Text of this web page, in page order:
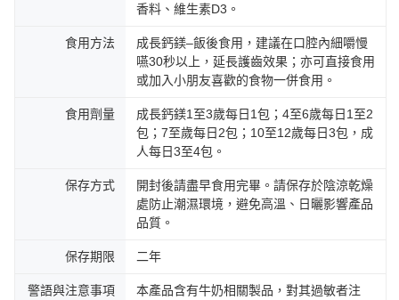
香料、維生素D3。
食用方法
成長鈣鎂–飯後食用，建議在口腔內細嚼慢
嚥30秒以上，延長護齒效果；亦可直接食用
或加入小朋友喜歡的食物一併食用。
食用劑量
成長鈣鎂1至3歲每日1包；4至6歲每日1至2
包；7至歲每日2包；10至12歲每日3包，成
人每日3至4包。
保存方式
開封後請盡早食用完畢。請保存於陰涼乾燥
處防止潮濕環境，避免高溫、日曬影響產品
品質。
保存期限 二年
警語與注意事項
本產品含有牛奶相關製品，對其過敏者注